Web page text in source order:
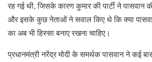
रह गई थी, जिसके कारण कुमार की पार्टी ने पासवान
और इसके कुछ नेताओं ने सवाल किए थे कि क्या
का अब भी हिस्सा बनाए रखना चाहिए।
प्रधानमंत्री नरेंद्र मोदी के समर्थक पासवान ने कई